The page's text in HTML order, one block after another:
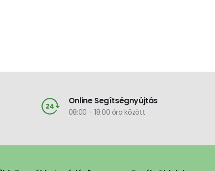
Online Segítségnyújtás
08:00 - 18:00 óra között